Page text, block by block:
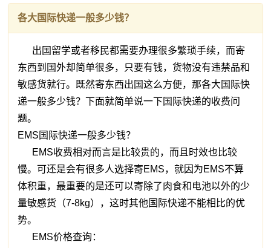
各大国际快递一般多少钱？
出国留学或者移民都需要办理很多繁琐手续，而寄
东西到国外却简单很多，只要有钱，货物没有违禁品和
敏感货就行。既然寄东西出国这么方便，那各大国际快
递一般多少钱？下面就简单说一下国际快递的收费问
题。
EMS国际快递一般多少钱？
EMS收费相对而言是比较贵的，而且时效也比较
慢。可还是会有很多人选择寄EMS，就因为EMS不算
体积重，最重要的是还可以寄除了肉食和电池以外的少
量敏感货（7-8kg），这时其他国际快递不能相比的优
势。
EMS价格查询：